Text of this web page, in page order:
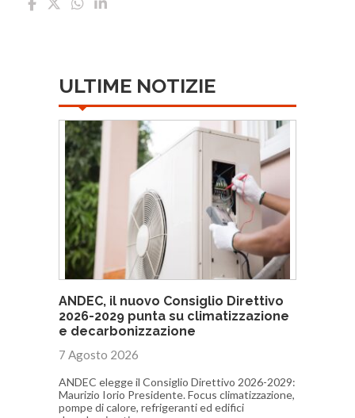
ULTIME NOTIZIE
ANDEC, il nuovo Consiglio Direttivo
2026-2029 punta su climatizzazione
e decarbonizzazione
7 Agosto 2026
ANDEC elegge il Consiglio Direttivo 2026-2029:
Maurizio Iorio Presidente. Focus climatizzazione,
pompe di calore, refrigeranti ed edifici